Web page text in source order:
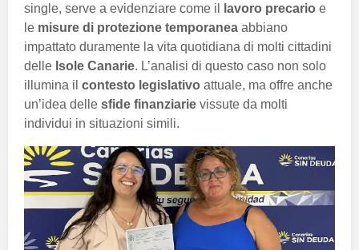
single, serve a evidenziare come il
lavoro precario e
le misure di protezione temporanea abbiano
impattato duramente la vita quotidiana di molti cittadini
delle Isole Canarie. L’analisi di questo caso non solo
illumina il contesto legislativo attuale, ma offre anche
un’idea delle sfide finanziarie vissute da molti
individui in situazioni simili.